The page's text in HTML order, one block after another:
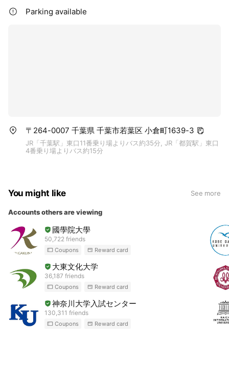
Parking available
〒264-0007 千葉県 千葉市若葉区 小倉町1639-3
JR「千葉駅」東口11番乗り場よりバス約35分, JR「都賀駅」東口
4番乗り場よりバス約15分
You might like See more
Accounts others are viewing
國學院大學
50,722 friends
Coupons Reward card
大東文化大学
36,187 friends
Coupons Reward card
神奈川大学入試センター
130,311 friends
Coupons Reward card